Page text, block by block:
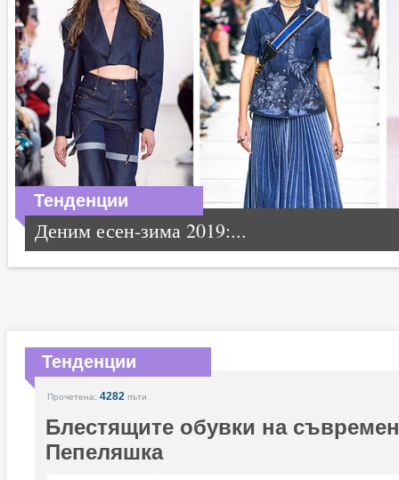
Тенденции
Деним есен-зима 2019:...
Тенденции
Прочетена: 4282 пъти
Блестящите обувки на
Пепеляшка